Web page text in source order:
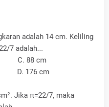
adalah 14 cm. Keliling
7 adalah...
cm
cm
Jika π=22/7, maka